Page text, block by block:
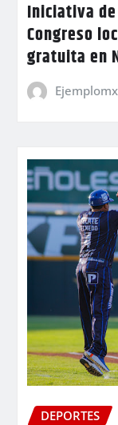
Iniciativa
Congreso
gratuita en
Ejemplomx
DEPORTES